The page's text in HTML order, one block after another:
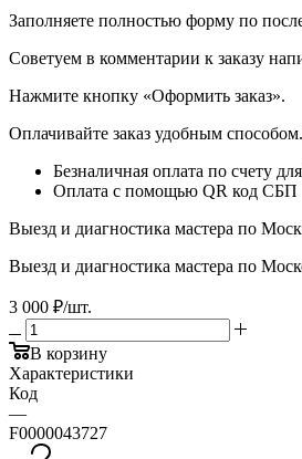
​​​​​​​Заполняете полностью форму по
​​​​​​​Советуем в комментарии к заказу
​​​​​​​Нажмите кнопку «Оформить заказ».
Оплачивайте заказ удобным
Безналичная оплата по счету
Оплата с помощью QR код СБП
Выезд и диагностика мастера по
Выезд и диагностика мастера по
3 000 ₽/шт.
В корзину
Характеристики
Код
—
F0000043727